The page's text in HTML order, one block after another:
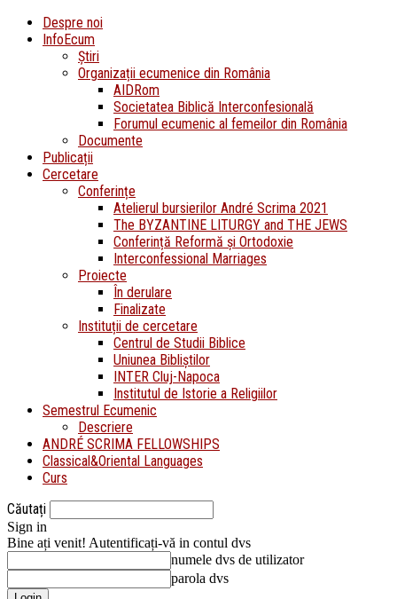
Despre noi
InfoEcum
Știri
Organizații ecumenice din România
AIDRom
Societatea Biblică Interconfesională
Forumul ecumenic al femeilor din România
Documente
Publicații
Cercetare
Conferințe
Atelierul bursierilor André Scrima 2021
The BYZANTINE LITURGY and THE JEWS
Conferință Reformă și Ortodoxie
Interconfessional Marriages
Proiecte
În derulare
Finalizate
Instituții de cercetare
Centrul de Studii Biblice
Uniunea Bibliștilor
INTER Cluj-Napoca
Institutul de Istorie a Religiilor
Semestrul Ecumenic
Descriere
ANDRÉ SCRIMA FELLOWSHIPS
Classical&Oriental Languages
Curs
Căutați
Sign in
Bine ați venit! Autentificați-vă in contul dvs
numele dvs de utilizator
parola dvs